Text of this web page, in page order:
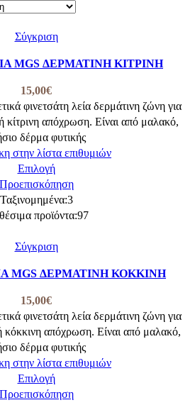
Σύγκριση
MGS ΔΕΡΜΑΤΙΝΗ ΚΙΤΡΙΝΗ
15,00€
φινετσάτη λεία δερμάτινη ζώνη για
κίτρινη απόχρωση. Είναι από μαλακό,
δέρμα φυτικής
στην λίστα επιθυμιών
ΕπιλογήΑυτό
το
προϊόν
έχει
παραλλαγές.
επιλογές
επιλεγούν
στη
σελίδα
του
προϊόντος
Προεπισκόπηση
Ταξινομημένα:3
προϊόντα:97
Σύγκριση
MGS ΔΕΡΜΑΤΙΝΗ ΚΟΚΚΙΝΗ
15,00€
φινετσάτη λεία δερμάτινη ζώνη για
κόκκινη απόχρωση. Είναι από μαλακό,
δέρμα φυτικής
στην λίστα επιθυμιών
ΕπιλογήΑυτό
το
Προεπισκόπηση